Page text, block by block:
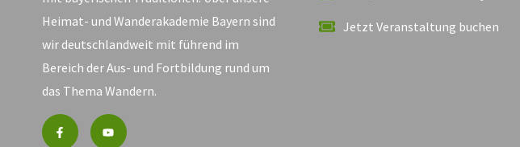
Heimat- und Wanderakademie Bayern sind
wir deutschlandweit mit führend im
Bereich der Aus- und Fortbildung rund um
das Thema Wandern.
Jetzt Veranstaltung buchen